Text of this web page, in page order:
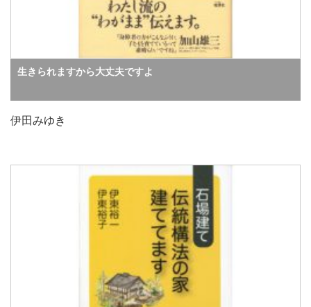
生きられますから大丈夫ですよ
伊田みゆき